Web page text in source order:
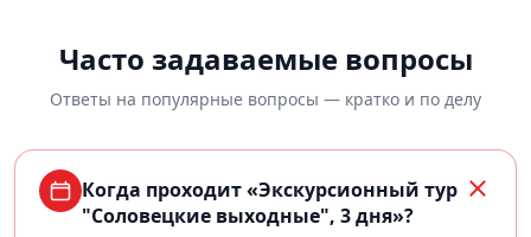
Часто задаваемые вопросы
Ответы на популярные вопросы — кратко и по делу
Когда проходит «Экскурсионный тур
"Соловецкие выходные", 3 дня»?